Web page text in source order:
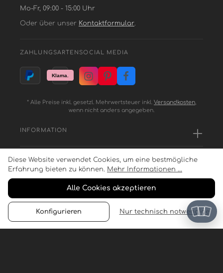
Mo-Fr, 09:00 - 15:00 Uhr
Oder über unser Kontaktformular.
ZAHLUNGSARTEN SOCIAL MEDIA
* Alle Preise inkl. gesetzl. Mehrwertsteuer inkl. Versandkosten,
wenn nicht anders angegeben.
INFORMATION
SERVICE
Diese Website verwendet Cookies, um eine bestmögliche
Erfahrung bieten zu können. Mehr Informationen ...
Alle Cookies akzeptieren
Konfigurieren Nur technisch notwendige